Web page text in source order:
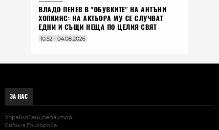
ВЛАДO ПЕНЕВ В "ОБУВКИТЕ" НА АНТЪНИ
ХОПКИНС: НА АКТЬОРА МУ СЕ СЛУЧВАТ
ЕДНИ И СЪЩИ НЕЩА ПО ЦЕЛИЯ СВЯТ
10:52 - 04.08.2026
ЗА НАС
Управляващ редактор:
Сибина Григорова